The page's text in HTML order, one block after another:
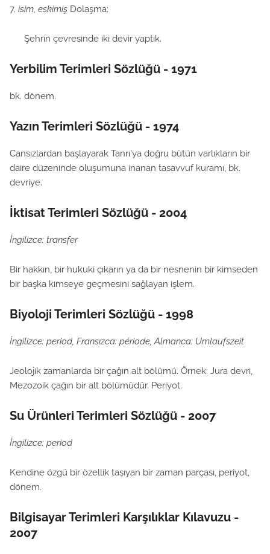
7. isim, eskimiş Dolaşma:
Şehrin çevresinde iki devir yaptık.
Yerbilim Terimleri Sözlüğü - 1971
bk. dönem.
Yazın Terimleri Sözlüğü - 1974
Cansızlardan başlayarak Tanrı'ya doğru bütün varlıkların bir
daire düzeninde oluşumuna inanan tasavvuf kuramı, bk.
devriye.
İktisat Terimleri Sözlüğü - 2004
İngilizce: transfer
Bir hakkın, bir hukuki çıkarın ya da bir nesnenin bir kimseden
bir başka kimseye geçmesini sağlayan işlem.
Biyoloji Terimleri Sözlüğü - 1998
İngilizce: period, Fransızca: période, Almanca: Umlaufszeit
Jeolojik zamanlarda bir çağın alt bölümü. Örnek: Jura devri,
Mezozoik çağın bir alt bölümüdür. Periyot.
Su Ürünleri Terimleri Sözlüğü - 2007
İngilizce: period
Kendine özgü bir özellik taşıyan bir zaman parçası, periyot,
dönem.
Bilgisayar Terimleri Karşılıklar Kılavuzu -
2007